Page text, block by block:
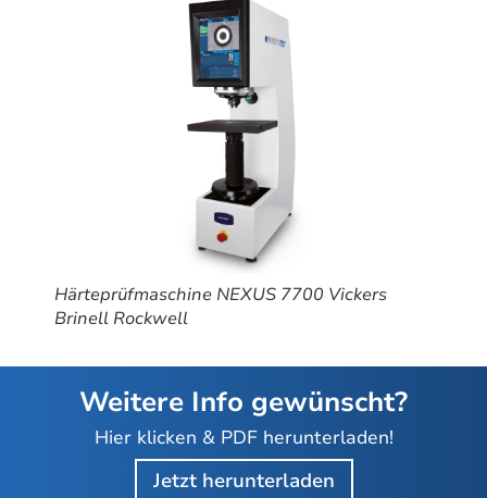
Härteprüfmaschine NEXUS 7700 Vickers
Brinell Rockwell
Weitere Info gewünscht?
Hier klicken & PDF herunterladen!
Jetzt herunterladen